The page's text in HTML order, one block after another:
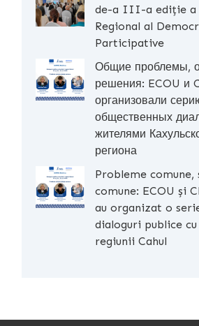
de-a III-a ediție a
Regional al
Participative
Общие проблемы,
решения: ECOU и
организовали
общественных
жителями
региона
Probleme comune,
comune: ECOU și
au organizat o
dialoguri publice
regiunii Cahul